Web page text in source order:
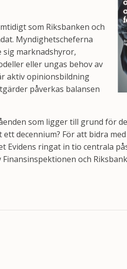
som Riksbanken och
Myndighetscheferna
marknadshyror,
eller ungas behov av
aktiv opinionsbildning
påverkas balansen
som ligger till grund för
decennium? För att bidra
Evidens ringat in tio centrala
och